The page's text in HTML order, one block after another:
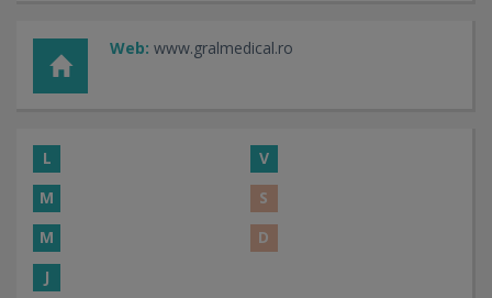
Web: www.gralmedical.ro
L
V
M
S
M
D
J